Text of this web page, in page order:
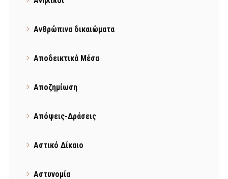
Ανθρώπινα δικαιώματα
Αποδεικτικά Μέσα
Αποζημίωση
Απόψεις-Δράσεις
Αστικό Δίκαιο
Αστυνομία